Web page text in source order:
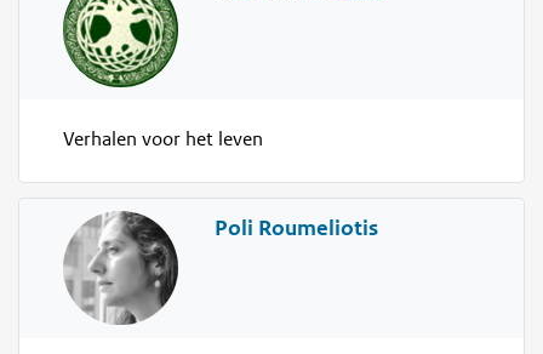
Verhalen voor het leven
Poli Roumeliotis